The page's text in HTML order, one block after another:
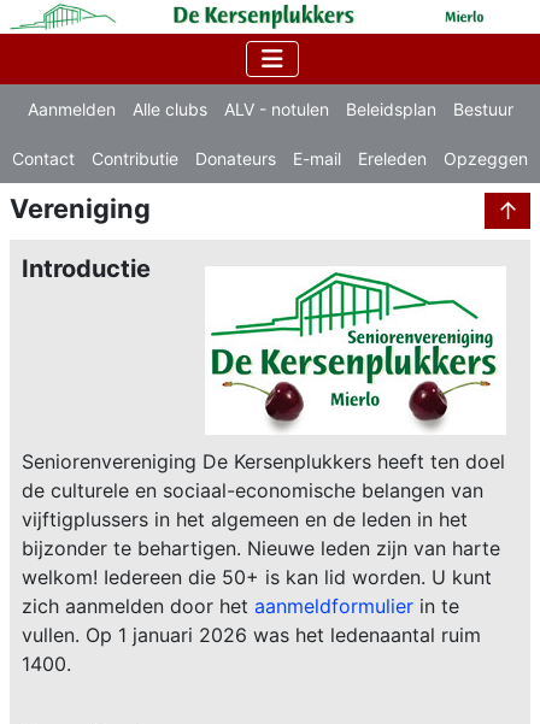
Aanmelden Alle clubs ALV - notulen Beleidsplan Bestuur
Contact Contributie Donateurs E-mail Ereleden Opzeggen
↑
Vereniging
Introductie
Seniorenvereniging De Kersenplukkers heeft ten doel
de culturele en sociaal-economische belangen van
vijftigplussers in het algemeen en de leden in het
bijzonder te behartigen. Nieuwe leden zijn van harte
welkom! Iedereen die 50+ is kan lid worden. U kunt
zich aanmelden door het aanmeldformulier in te
vullen. Op 1 januari 2026 was het ledenaantal ruim
1400.